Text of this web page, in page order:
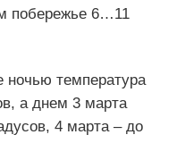
побережье 6…11
ночью температура
а днем 3 марта
4 марта – до